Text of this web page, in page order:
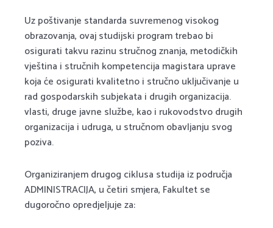
Uz poštivanje standarda suvremenog visokog
obrazovanja, ovaj studijski program trebao bi
osigurati takvu razinu stručnog znanja, metodičkih
vještina i stručnih kompetencija magistara uprave
koja će osigurati kvalitetno i stručno uključivanje u
rad gospodarskih subjekata i drugih organizacija.
vlasti, druge javne službe, kao i rukovodstvo drugih
organizacija i udruga, u stručnom obavljanju svog
poziva.
Organiziranjem drugog ciklusa studija iz područja
ADMINISTRACIJA, u četiri smjera, Fakultet se
dugoročno opredjeljuje za: